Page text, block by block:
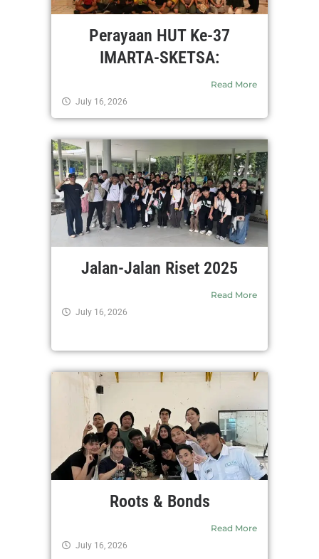
Perayaan HUT Ke-37
IMARTA-SKETSA:
Read More
July 16, 2026
Jalan-Jalan Riset 2025
Read More
July 16, 2026
Roots & Bonds
Read More
July 16, 2026